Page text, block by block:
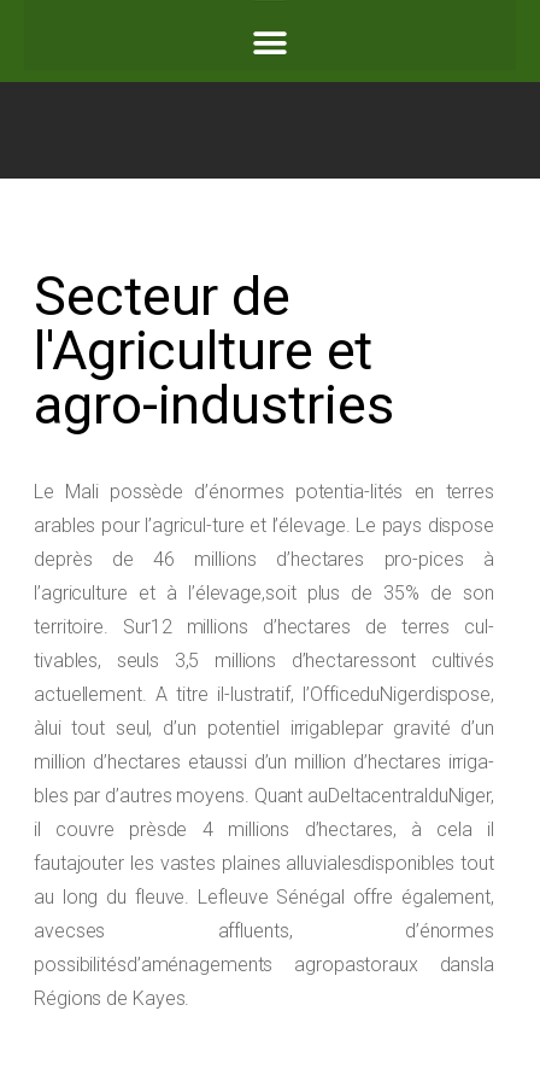
Secteur de
l'Agriculture et
agro-industries
Le Mali possède d’énormes potentia-lités en terres
arables pour l’agricul-ture et l’élevage. Le pays dispose
deprès de 46 millions d’hectares pro-pices à
l’agriculture et à l’élevage,soit plus de 35% de son
territoire. Sur12 millions d’hectares de terres cul-
tivables, seuls 3,5 millions d’hectaressont cultivés
actuellement. A titre il-lustratif, l’OfficeduNigerdispose,
àlui tout seul, d’un potentiel irrigablepar gravité d’un
million d’hectares etaussi d’un million d’hectares irriga-
bles par d’autres moyens. Quant auDeltacentralduNiger,
il couvre prèsde 4 millions d’hectares, à cela il
fautajouter les vastes plaines alluvialesdisponibles tout
au long du fleuve. Lefleuve Sénégal offre également,
avecses affluents, d’énormes
possibilitésd’aménagements agropastoraux dansla
Régions de Kayes.